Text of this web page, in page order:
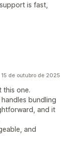
is fast,
15 de outubro de 2025
this one.
bundling
and it
and